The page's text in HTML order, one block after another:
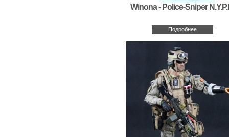
Winona - Police-Sniper
Подробнее